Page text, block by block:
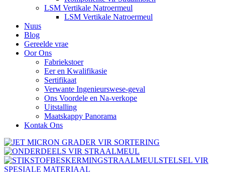
LSM Vertikale Natroermeul
LSM Vertikale Natroermeul
Nuus
Blog
Gereelde vrae
Oor Ons
Fabriekstoer
Eer en Kwalifikasie
Sertifikaat
Verwante Ingenieurswese-geval
Ons Voordele en Na-verkope
Uitstalling
Maatskappy Panorama
Kontak Ons